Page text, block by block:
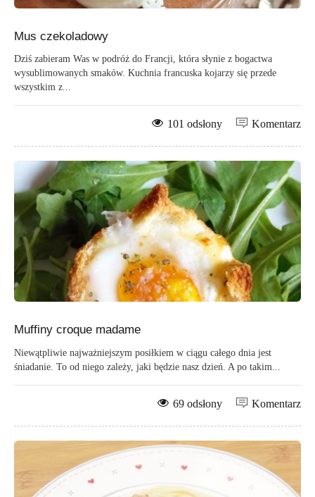
Mus czekoladowy
Dziś zabieram Was w podróż do Francji, która słynie z bogactwa
wysublimowanych smaków. Kuchnia francuska kojarzy się przede
wszystkim z...
Komentarz
101 odsłony
Muffiny croque madame
Niewątpliwie najważniejszym posiłkiem w ciągu całego dnia jest
śniadanie. To od niego zależy, jaki będzie nasz dzień. A po takim...
Komentarz
69 odsłony